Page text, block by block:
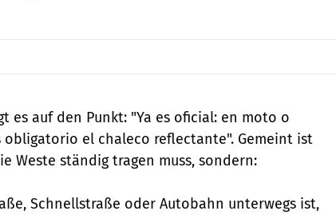
es auf den Punkt: "Ya es oficial: en moto o
el chaleco reflectante". Gemeint ist
Weste ständig tragen muss, sondern:
Schnellstraße oder Autobahn unterwegs ist,